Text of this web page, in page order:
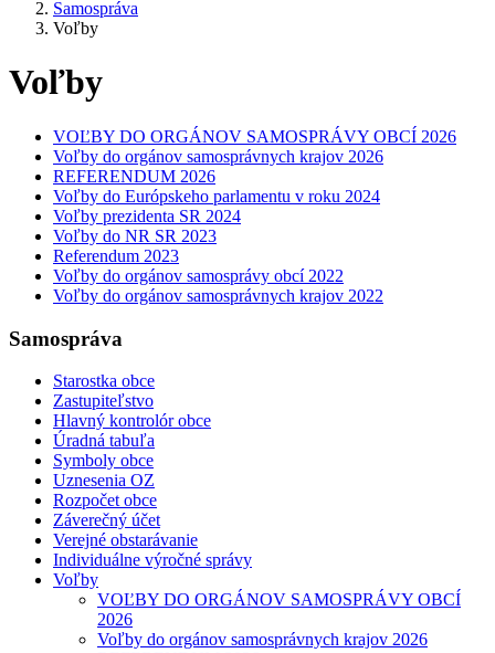
Samospráva
Voľby
Voľby
VOĽBY DO ORGÁNOV SAMOSPRÁVY OBCÍ 2026
Voľby do orgánov samosprávnych krajov 2026
REFERENDUM 2026
Voľby do Európskeho parlamentu v roku 2024
Voľby prezidenta SR 2024
Voľby do NR SR 2023
Referendum 2023
Voľby do orgánov samosprávy obcí 2022
Voľby do orgánov samosprávnych krajov 2022
Samospráva
Starostka obce
Zastupiteľstvo
Hlavný kontrolór obce
Úradná tabuľa
Symboly obce
Uznesenia OZ
Rozpočet obce
Záverečný účet
Verejné obstarávanie
Individuálne výročné správy
Voľby
VOĽBY DO ORGÁNOV SAMOSPRÁVY OBCÍ
2026
Voľby do orgánov samosprávnych krajov 2026